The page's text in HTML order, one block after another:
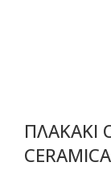
ΠΛΑΚΑΚΙ
CERAMICA